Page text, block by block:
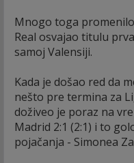
Mnogo toga promenilo
Real osvajao titulu
samoj Valensiji.
Kada je došao red da
nešto pre termina za
doživeo je poraz na
Madrid 2:1 (2:1) i to
pojačanja - Simonea